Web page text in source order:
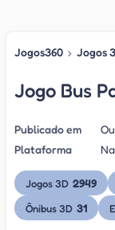
Jogos360 › Jogos
Jogo Bus
Publicado em
Plataforma
Jogos 3D 2949
Ônibus 3D 31